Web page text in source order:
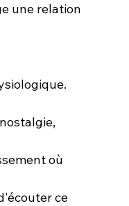
une relation
où
ce